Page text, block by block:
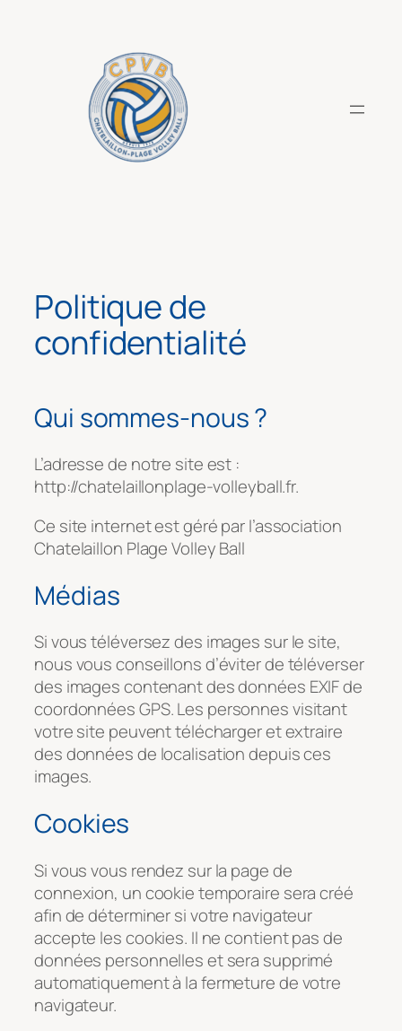
Politique de
confidentialité
Qui sommes-nous ?
L’adresse de notre site est :
http://chatelaillonplage-volleyball.fr.
Ce site internet est géré par l’association
Chatelaillon Plage Volley Ball
Médias
Si vous téléversez des images sur le site,
nous vous conseillons d’éviter de téléverser
des images contenant des données EXIF de
coordonnées GPS. Les personnes visitant
votre site peuvent télécharger et extraire
des données de localisation depuis ces
images.
Cookies
Si vous vous rendez sur la page de
connexion, un cookie temporaire sera créé
afin de déterminer si votre navigateur
accepte les cookies. Il ne contient pas de
données personnelles et sera supprimé
automatiquement à la fermeture de votre
navigateur.